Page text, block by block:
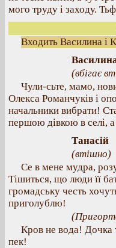
мого труду і заходу.
Входить Василина і
(вбігає
Чули-сьте, мамо,
Олекса Романчуків і
начальники вибрати!
першою дівкою в селі,
Танасій
(втішно)
Се в мене мудра,
Тішиться, що люди її
громадську честь
приголублю!
Кров не вода! Дочка
пек!